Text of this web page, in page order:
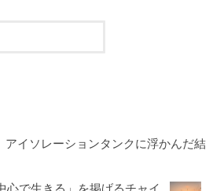
アイソレーションタンクに浮かんだ結